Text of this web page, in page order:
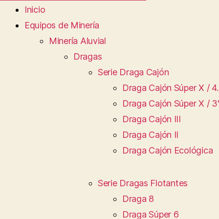
Inicio
Equipos de Minería
Minería Aluvial
Dragas
Serie Draga Cajón
Draga Cajón Súper X /
Draga Cajón Súper X /
Draga Cajón III
Draga Cajón II
Draga Cajón Ecológica
Serie Dragas Flotantes
Draga 8
Draga Súper 6